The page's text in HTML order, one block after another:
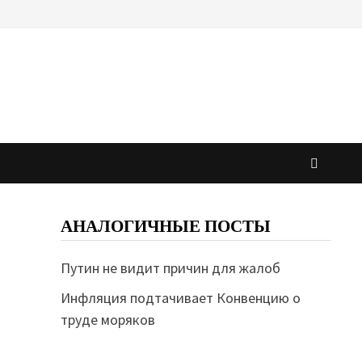
АНАЛОГИЧНЫЕ ПОСТЫ
Путин не видит причин для жалоб
Инфляция подтачивает Конвенцию о
труде моряков